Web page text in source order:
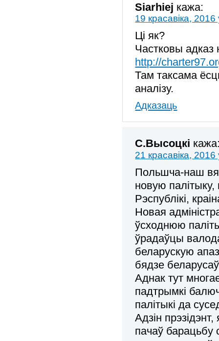
Siarhiej кажа:
19 красавіка,
Ці як?
Частковы адказ
http://
Там таксама
аналізу.
Адказаць
С.Высоцкі
21 красавіка,
Польшча-наш
новую палітыку,
Рэспублікі,
Новая
ўсходнюю
ўрадаўцы
беларускую
бядзе
Аднак тут
падтрымкі
палітыкі да
Адзін прэзідэнт,
пачаў барацьбу